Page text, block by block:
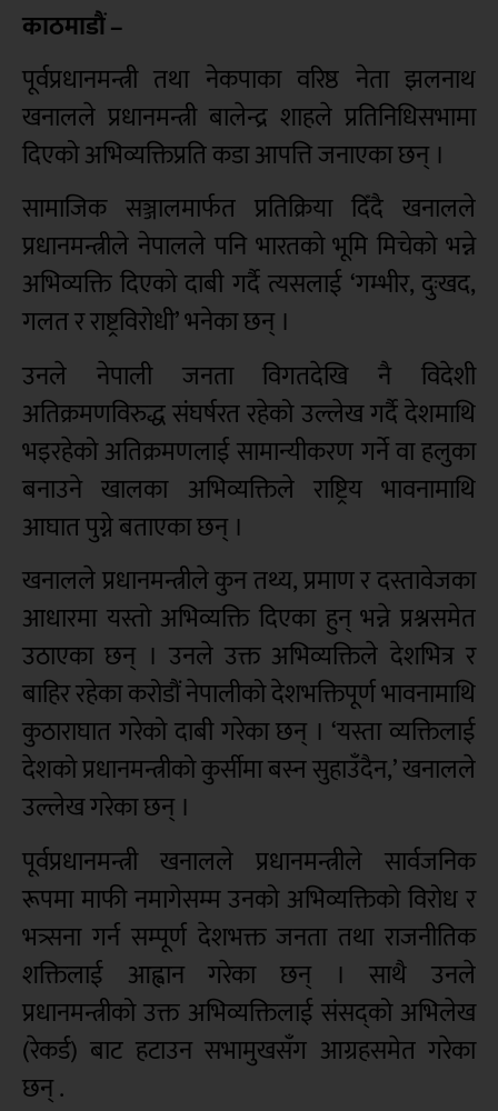
काठमाडौं –
पूर्वप्रधानमन्त्री तथा नेकपाका वरिष्ठ नेता झलनाथ
खनालले प्रधानमन्त्री बालेन्द्र शाहले प्रतिनिधिसभामा
दिएको अभिव्यक्तिप्रति कडा आपत्ति जनाएका छन् ।
सामाजिक सञ्जालमार्फत प्रतिक्रिया दिँदै खनालले
प्रधानमन्त्रीले नेपालले पनि भारतको भूमि मिचेको भन्ने
अभिव्यक्ति दिएको दाबी गर्दै त्यसलाई ‘गम्भीर, दुःखद,
गलत र राष्ट्रविरोधी’ भनेका छन् ।
उनले नेपाली जनता विगतदेखि नै विदेशी
अतिक्रमणविरुद्ध संघर्षरत रहेको उल्लेख गर्दै देशमाथि
भइरहेको अतिक्रमणलाई सामान्यीकरण गर्ने वा हलुका
बनाउने खालका अभिव्यक्तिले राष्ट्रिय भावनामाथि
आघात पुग्ने बताएका छन् ।
खनालले प्रधानमन्त्रीले कुन तथ्य, प्रमाण र दस्तावेजका
आधारमा यस्तो अभिव्यक्ति दिएका हुन् भन्ने प्रश्नसमेत
उठाएका छन् । उनले उक्त अभिव्यक्तिले देशभित्र र
बाहिर रहेका करोडौं नेपालीको देशभक्तिपूर्ण भावनामाथि
कुठाराघात गरेको दाबी गरेका छन् । ‘यस्ता व्यक्तिलाई
देशको प्रधानमन्त्रीको कुर्सीमा बस्न सुहाउँदैन,’ खनालले
उल्लेख गरेका छन् ।
पूर्वप्रधानमन्त्री खनालले प्रधानमन्त्रीले सार्वजनिक
रूपमा माफी नमागेसम्म उनको अभिव्यक्तिको विरोध र
भत्र्सना गर्न सम्पूर्ण देशभक्त जनता तथा राजनीतिक
शक्तिलाई आह्वान गरेका छन् । साथै उनले
प्रधानमन्त्रीको उक्त अभिव्यक्तिलाई संसद्को अभिलेख
(रेकर्ड) बाट हटाउन सभामुखसँग आग्रहसमेत गरेका
छन् .